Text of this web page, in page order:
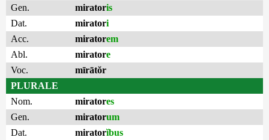
Gen.
miratoris
Dat.
miratori
Acc.
miratorem
Abl.
miratore
Voc.
mīrātŏr
PLURALE
Nom.
miratores
Gen.
miratorum
Dat.
miratorĭbus